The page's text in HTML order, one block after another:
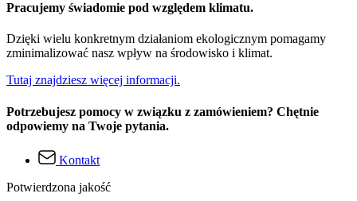
Pracujemy świadomie pod względem klimatu.
Dzięki wielu konkretnym działaniom ekologicznym pomagamy
zminimalizować nasz wpływ na środowisko i klimat.
Tutaj znajdziesz więcej informacji.
Potrzebujesz pomocy w związku z zamówieniem? Chętnie
odpowiemy na Twoje pytania.
Kontakt
Potwierdzona jakość